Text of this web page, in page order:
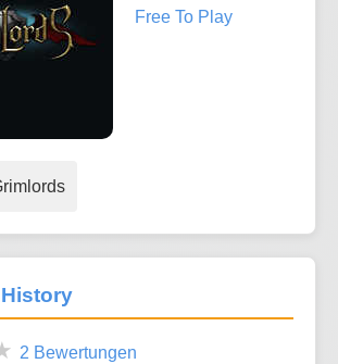
Free To Play
2 Bewertungen